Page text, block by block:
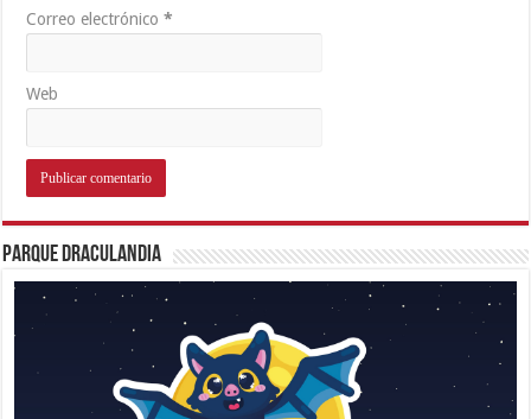
Correo electrónico*
Web
Parque Draculandia